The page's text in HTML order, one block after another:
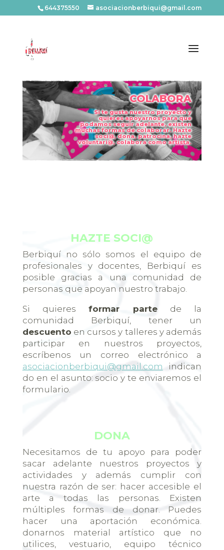
644375550 asociacionberbiqui@gmail.com
COLABORA
Si te gusta nuestro proyecto y
quieres apoyarnos para que
podamos seguir adelante, existen
muchas formas de colaborar. Hazte
soci@, dona, patrocina, hazte
voluntari@, colabora como artista.
HAZTE SOCI@
Berbiquí no sólo somos el equipo de
profesionales y docentes, Berbiquí es
posible gracias a una comunidad de
personas que apoyan nuestro trabajo.
Si quieresformar partede la
comunidad Berbiquí, tener un
descuento en cursos y talleres y además
participar en nuestros proyectos,
escríbenos un correo electrónico a
asociacionberbiqui@gmail.com indican
do en el asunto: socio y te enviaremos el
formulario.
DONA
Necesitamos de tu apoyo para poder
sacar adelante nuestros proyectos y
actividades y además cumplir con
nuestra razón de ser: hacer accesible el
arte a todas las personas. Existen
múltiples formas de donar. Puedes
hacer una aportación económica.
donarnos material artístico que no
utilices, vestuario, equipo técnico